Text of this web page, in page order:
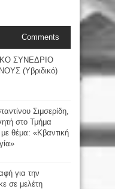
Comments
ΣΥΝΕΔΡΙΟ
(Υβριδικό)
Σιμσερίδη,
στο Τμήμα
θέμα: «Κβαντική
για την
σε μελέτη